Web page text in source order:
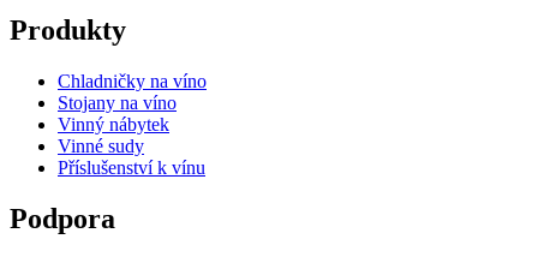
Produkty
Chladničky na víno
Stojany na víno
Vinný nábytek
Vinné sudy
Příslušenství k vínu
Podpora